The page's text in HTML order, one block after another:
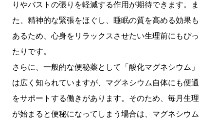
りやバストの張りを軽減する作用が期待できます。ま
た、精神的な緊張をほぐし、睡眠の質を高める効果も
あるため、心身をリラックスさせたい生理前にもぴっ
たりです。
さらに、一般的な便秘薬として「酸化マグネシウム」
は広く知られていますが、マグネシウム自体にも便通
をサポートする働きがあります。そのため、毎月生理
が始まると便秘になってしまう場合は、マグネシウム